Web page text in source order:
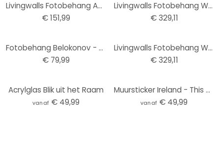
Livingwalls Fotobehang ARTist Lady
€ 151,99
Livingwalls Fotobehang Walls by Patel 2 akari 1
€ 329,11
Fotobehang Belokonov - Striped Beauty
€ 79,99
Livingwalls Fotobehang Walls by Patel 2 himari 1
€ 329,11
Acrylglas Blik uit het Raam
vanaf € 49,99
Muursticker Ireland - This City
vanaf € 49,99